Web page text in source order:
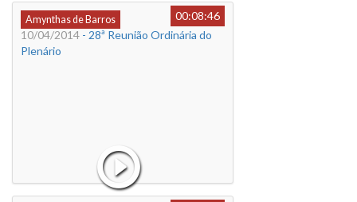
Amynthas de Barros
00:08:46
10/04/2014 - 28ª Reunião Ordinária do
Plenário